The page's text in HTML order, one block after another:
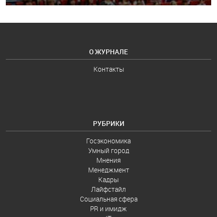
О ЖУРНАЛЕ
Контакты
РУБРИКИ
Госэкономика
Умный город
Мнения
Менеджмент
Кадры
Лайфстайл
Социальная сфера
PR и имидж